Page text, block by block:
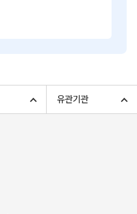
유관기관